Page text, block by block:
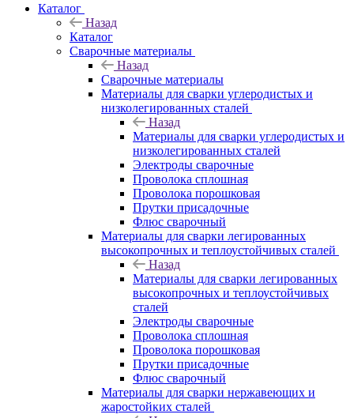
Каталог
Назад
Каталог
Сварочные материалы
Назад
Сварочные материалы
Материалы для сварки углеродистых и
низколегированных сталей
Назад
Материалы для сварки углеродистых и
низколегированных сталей
Электроды сварочные
Проволока сплошная
Проволока порошковая
Прутки присадочные
Флюс сварочный
Материалы для сварки легированных
высокопрочных и теплоустойчивых сталей
Назад
Материалы для сварки легированных
высокопрочных и теплоустойчивых
сталей
Электроды сварочные
Проволока сплошная
Проволока порошковая
Прутки присадочные
Флюс сварочный
Материалы для сварки нержавеющих и
жаростойких сталей